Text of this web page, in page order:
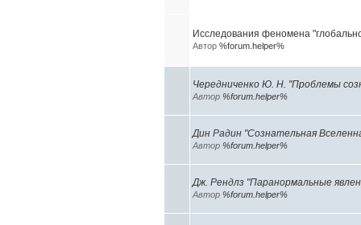
Исследования феномена
Автор %forum.helper%
Чередниченко Ю. Н. "Проблемы
Автор %forum.helper%
Дин Радин "Сознательная
Автор %forum.helper%
Дж. Рендлз "Паранормальные
Автор %forum.helper%